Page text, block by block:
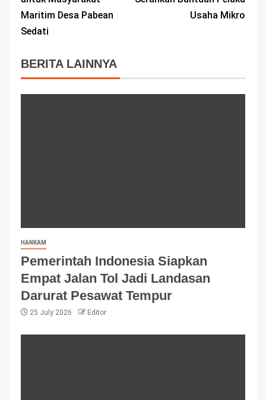
Maritim Desa Pabean
Sedati
Usaha Mikro
BERITA LAINNYA
HANKAM
Pemerintah Indonesia Siapkan
Empat Jalan Tol Jadi Landasan
Darurat Pesawat Tempur
25 July 2026 Editor